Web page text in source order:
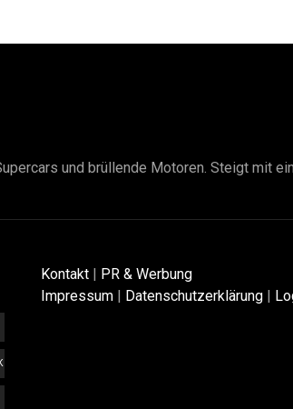
und brüllende Motoren. Steigt mit
Kontakt | PR & Werbung
Impressum | Datenschutzerklärung |